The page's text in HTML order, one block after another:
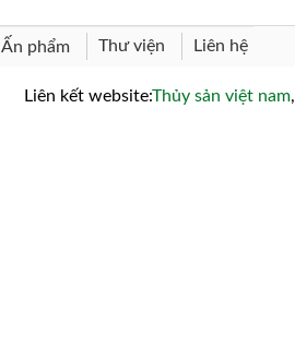
Ấn phẩm Thư viện Liên hệ
Liên kết website:Thủy sản việt nam,